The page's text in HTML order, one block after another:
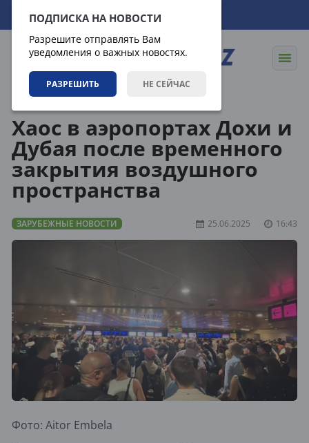
ПОДПИСКА НА НОВОСТИ
Разрешите отправлять Вам
уведомления о важных новостях.
РАЗРЕШИТЬ НЕ СЕЙЧАС
08.08.2026 12:23:23
Хаос в аэропортах Дохи и
Дубая после временного
закрытия воздушного
пространства
ЗАРУБЕЖНЫЕ НОВОСТИ 25.06.2025 16:43
Фото: Aitor Embela